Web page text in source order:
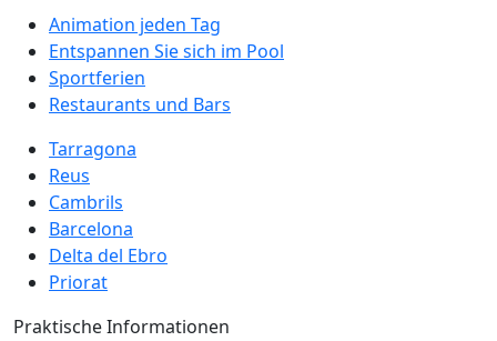
Animation jeden Tag
Entspannen Sie sich im Pool
Sportferien
Restaurants und Bars
Tarragona
Reus
Cambrils
Barcelona
Delta del Ebro
Priorat
Praktische Informationen